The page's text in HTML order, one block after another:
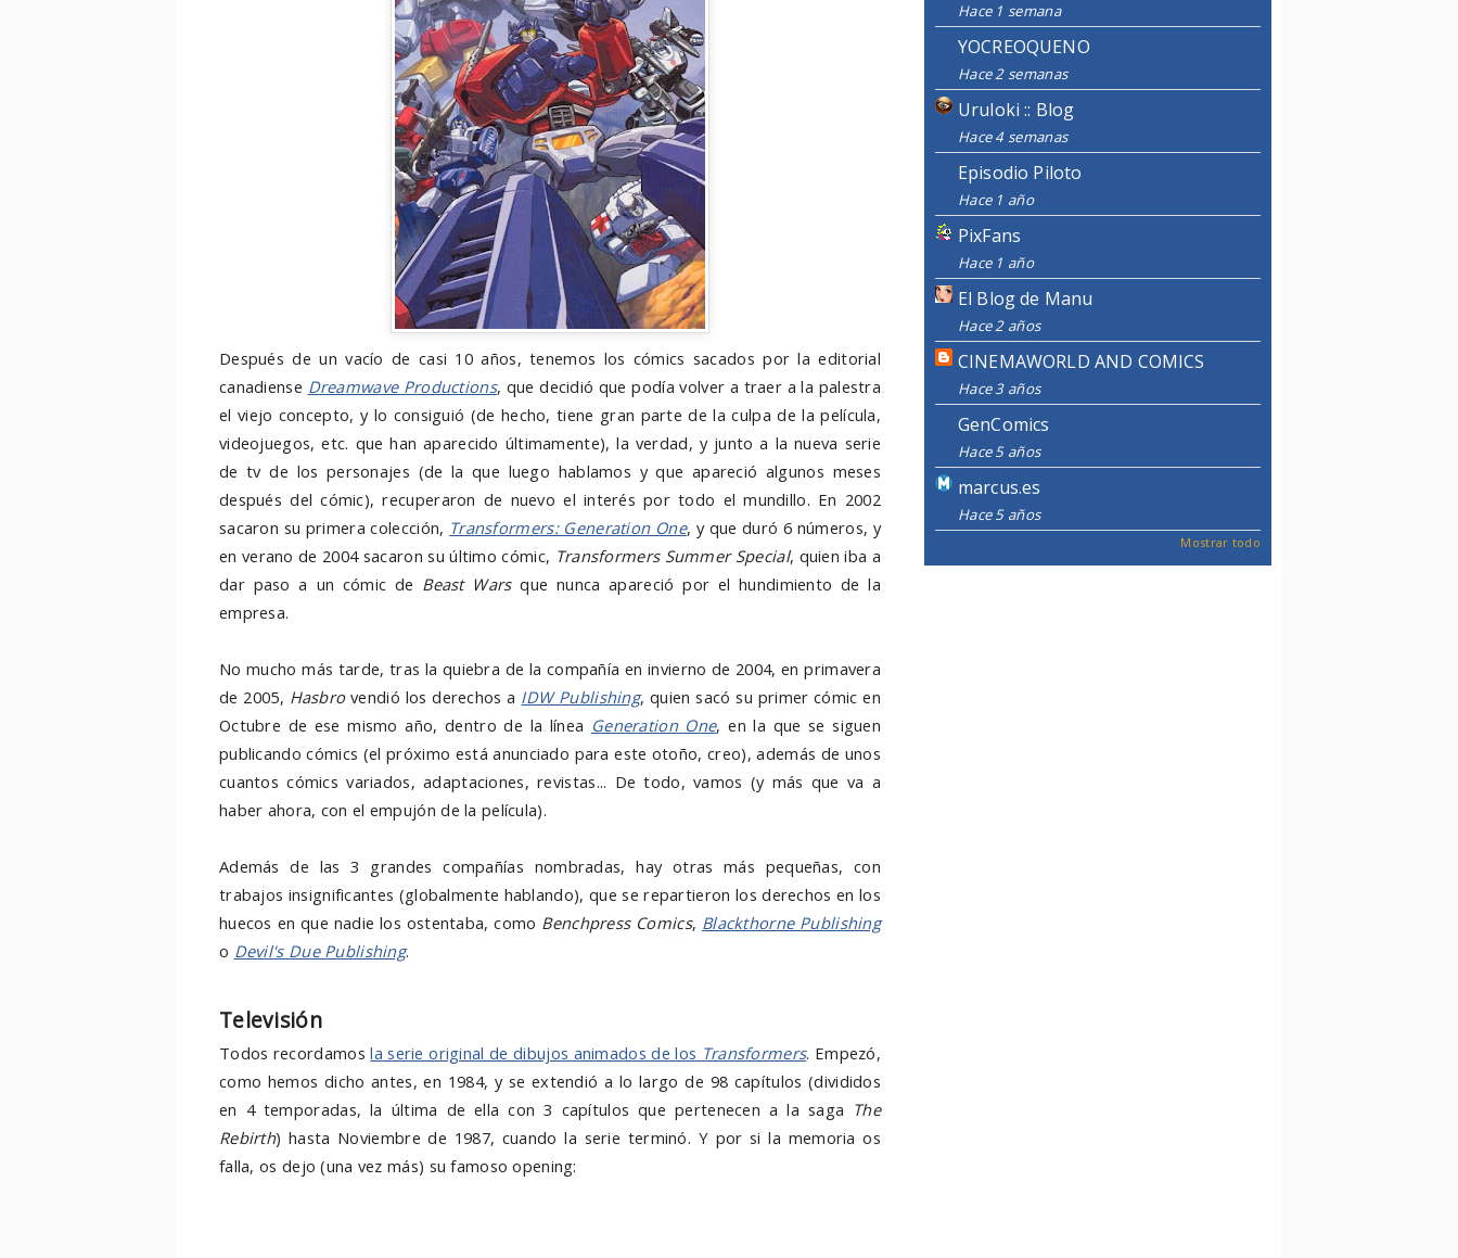
Después de un vacío de casi 10 años, tenemos los cómics sacados por la editorial
canadiense Dreamwave Productions, que decidió que podía volver a traer a la palestra
el viejo concepto, y lo consiguió (de hecho, tiene gran parte de la culpa de la película,
videojuegos, etc. que han aparecido últimamente), la verdad, y junto a la nueva serie
de tv de los personajes (de la que luego hablamos y que apareció algunos meses
después del cómic), recuperaron de nuevo el interés por todo el mundillo. En 2002
sacaron su primera colección, Transformers: Generation One, y que duró 6 números, y
en verano de 2004 sacaron su último cómic, Transformers Summer Special, quien iba a
dar paso a un cómic de Beast Warsque nunca apareció por el hundimiento de la
empresa.
No mucho más tarde, tras la quiebra de la compañía en invierno de 2004, en primavera
de 2005, Hasbrovendió los derechos a IDW Publishing, quien sacó su primer cómic en
Octubre de ese mismo año, dentro de la línea Generation One, en la que se siguen
publicando cómics (el próximo está anunciado para este otoño, creo), además de unos
cuantos cómics variados, adaptaciones, revistas... De todo, vamos (y más que va a
haber ahora, con el empujón de la película).
Además de las 3 grandes compañías nombradas, hay otras más pequeñas, con
trabajos insignificantes (globalmente hablando), que se repartieron los derechos en los
huecos en que nadie los ostentaba, como Benchpress Comics, Blackthorne Publishing
o Devil's Due Publishing.
Televisión
Todos recordamosla serie original de dibujos animados de los Transformers. Empezó,
como hemos dicho antes, en 1984, y se extendió a lo largo de 98 capítulos (divididos
en 4 temporadas, la última de ella con 3 capítulos que pertenecen a la saga The
Rebirth) hasta Noviembre de 1987, cuando la serie terminó. Y por si la memoria os
falla, os dejo (una vez más) su famoso opening:
Hace 1 semana
YOCREOQUENO
Hace 2 semanas
Uruloki :: Blog
Hace 4 semanas
Episodio Piloto
Hace 1 año
PixFans
Hace 1 año
El Blog de Manu
Hace 2 años
CINEMAWORLD AND COMICS
Hace 3 años
GenComics
Hace 5 años
marcus.es
Hace 5 años
Mostrar todo